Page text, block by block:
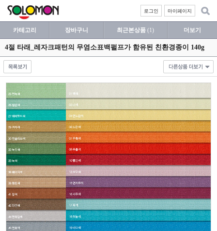
마이페이지
로그인
카테고리 장바구니 최근본상품 (1) 더보기
4절 타래_레자크패턴의 무염소표백펄프가 함유된 친환경종이 140g